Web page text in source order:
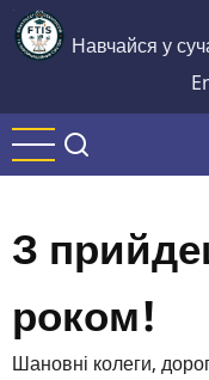
Перейти
до
вмісту
Навчайся у
З
роком!
Шановні колеги,